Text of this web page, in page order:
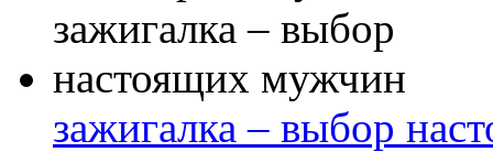
зажигалка – выбор